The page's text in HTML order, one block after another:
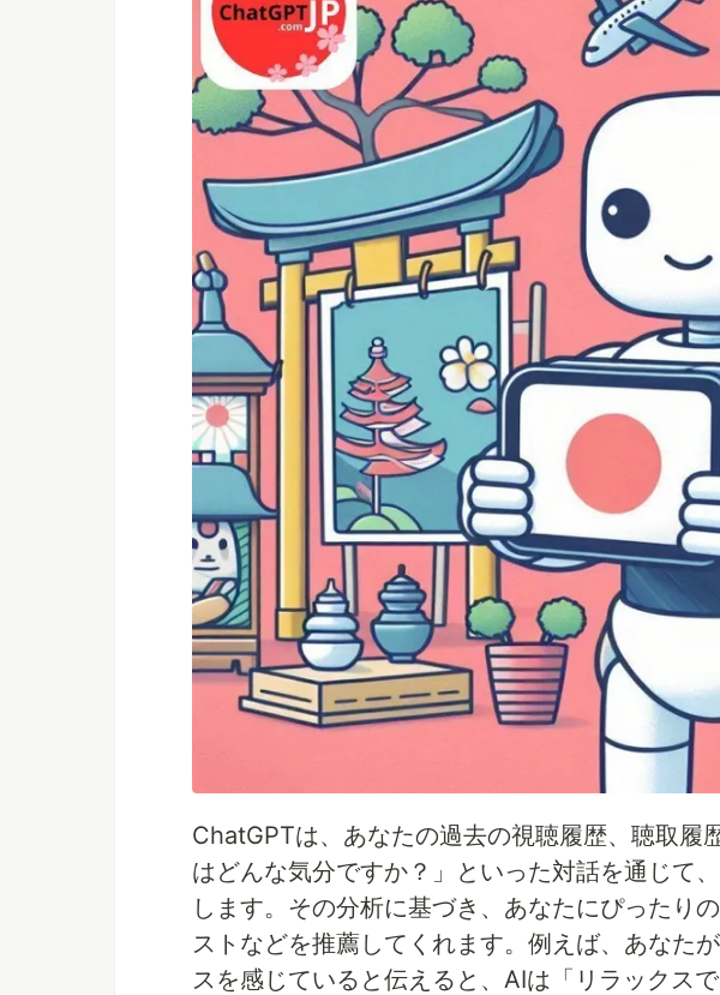
ChatGPTは、あなたの過去の視聴履歴、聴取履
はどんな気分ですか？」といった対話を通じて
します。その分析に基づき、あなたにぴったり
ストなどを推薦してくれます。例えば、あなた
スを感じていると伝えると、AIは「リラックス